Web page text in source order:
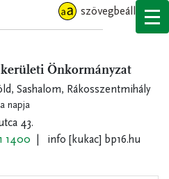
szövegbeállítások
Önkormányzat
Sashalom, Rákosszentmihály
napja
43.
1400 info [kukac] bp16.hu